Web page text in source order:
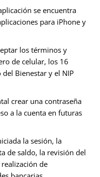
se encuentra
para iPhone y
los términos y
de celular, los 16
Bienestar y el NIP
crear una contraseña
a la cuenta en futuras
la sesión, la
de saldo, la revisión del
de